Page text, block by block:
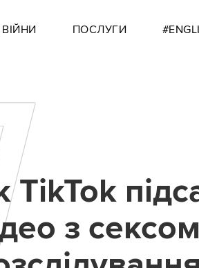
ВІЙНИ ПОСЛУГИ
TikTok
з